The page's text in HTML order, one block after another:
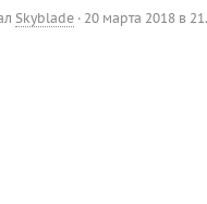
Skyblade· 20 марта 2018 в